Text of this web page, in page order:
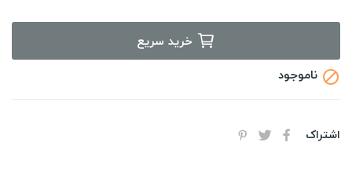
خرید سریع
 ناموجود
اشتراک